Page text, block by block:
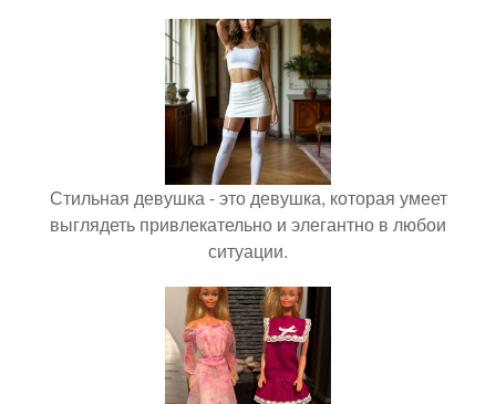
Стильная девушка - это девушка, которая умеет
выглядеть привлекательно и элегантно в любои
ситуации.